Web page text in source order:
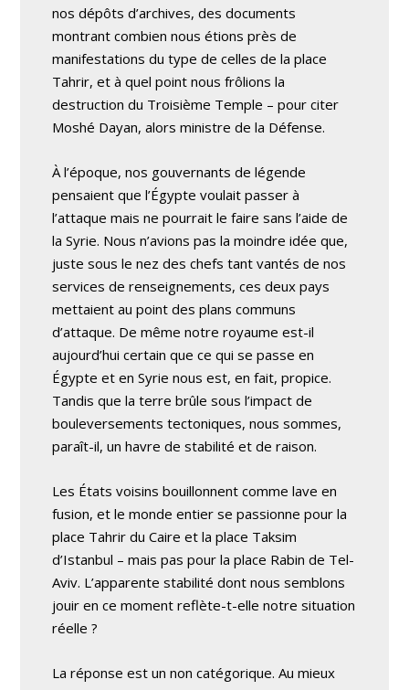
nos dépôts d’archives, des documents
montrant combien nous étions près de
manifestations du type de celles de la place
Tahrir, et à quel point nous frôlions la
destruction du Troisième Temple – pour citer
Moshé Dayan, alors ministre de la Défense.
À l’époque, nos gouvernants de légende
pensaient que l’Égypte voulait passer à
l’attaque mais ne pourrait le faire sans l’aide de
la Syrie. Nous n’avions pas la moindre idée que,
juste sous le nez des chefs tant vantés de nos
services de renseignements, ces deux pays
mettaient au point des plans communs
d’attaque. De même notre royaume est-il
aujourd’hui certain que ce qui se passe en
Égypte et en Syrie nous est, en fait, propice.
Tandis que la terre brûle sous l’impact de
bouleversements tectoniques, nous sommes,
paraît-il, un havre de stabilité et de raison.
Les États voisins bouillonnent comme lave en
fusion, et le monde entier se passionne pour la
place Tahrir du Caire et la place Taksim
d’Istanbul – mais pas pour la place Rabin de Tel-
Aviv. L’apparente stabilité dont nous semblons
jouir en ce moment reflète-t-elle notre situation
réelle ?
La réponse est un non catégorique. Au mieux